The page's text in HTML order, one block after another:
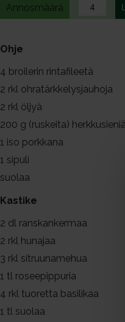
Annosmäärä
Ohje
4 broilerin rintafileetä
2 rkl ohratärkkelysjauhoja
2 rkl öljyä
200 g (ruskeita) herkkusieniä
1 iso porkkana
1 sipuli
suolaa
Kastike
2 dl ranskankermaa
2 rkl hunajaa
3 rkl sitruunamehua
1 tl roseepippuria
4 rkl tuoretta basilikaa
1 tl suolaa